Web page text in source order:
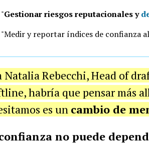
"Gestionar riesgos reputacionales y
"Medir y reportar índices de confianza al
Natalia Rebecchi, Head of
habría que pensar más
es un cambio de
no puede